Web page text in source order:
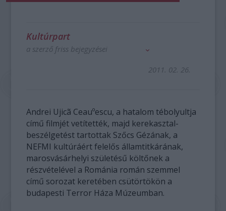
Kultúrpart
a szerző friss bejegyzései
2011. 02. 26.
Andrei Ujicã Ceauºescu, a hatalom tébolyultja
című filmjét vetítették, majd kerekasztal-
beszélgetést tartottak Szőcs Gézának, a
NEFMI kultúráért felelős államtitkárának,
marosvásárhelyi születésű költőnek a
részvételével a Románia román szemmel
című sorozat keretében csütörtökön a
budapesti Terror Háza Múzeumban.